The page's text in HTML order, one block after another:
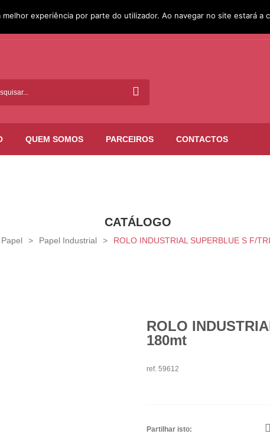
QUEM SOMOS PARCEIROS CONTACTOS
CATÁLOGO
Papel > Papel Industrial > ROLO INDUSTRIAL SUPERBLUE S F/
ROLO
180mt
ref. 59612
Partilhar isto:
experiência por parte do utilizador. Ao navegar no site estará a